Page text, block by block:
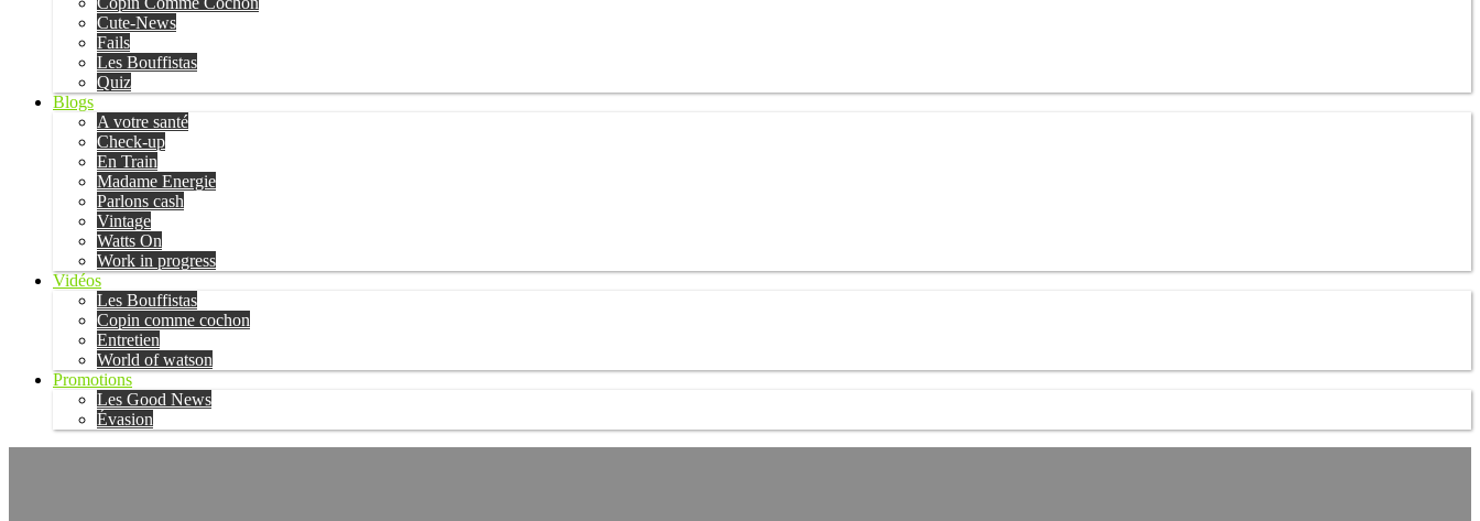
Cute-News
Fails
Les Bouffistas
Quiz
Blogs
A votre santé
Check-up
En Train
Madame Energie
Parlons cash
Vintage
Watts On
Work in progress
Vidéos
Les Bouffistas
Copin comme cochon
Entretien
World of watson
Promotions
Les Good News
Évasion